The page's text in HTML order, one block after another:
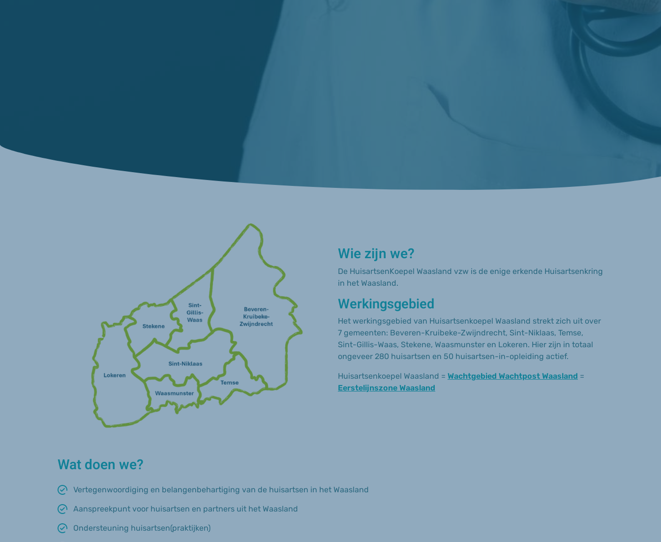
Wie zijn we?
De HuisartsenKoepel Waasland vzw is de enige erkende Huisartsenkring
in het Waasland.
Werkingsgebied
Het werkingsgebied van Huisartsenkoepel Waasland strekt zich uit over
7 gemeenten: Beveren-Kruibeke-Zwijndrecht, Sint-Niklaas, Temse,
Sint-Gillis-Waas, Stekene, Waasmunster en Lokeren. Hier zijn in totaal
ongeveer 280 huisartsen en 50 huisartsen-in-opleiding actief.
Huisartsenkoepel Waasland = Wachtgebied Wachtpost Waasland =
Eerstelijnszone Waasland
Wat doen we?
Vertegenwoordiging en belangenbehartiging van de huisartsen in het Waasland
Aanspreekpunt voor huisartsen en partners uit het Waasland
Ondersteuning huisartsen(praktijken)